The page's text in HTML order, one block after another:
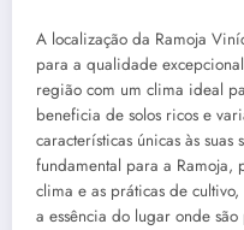
A localização da Ramoja
para a qualidade
região com um clima ideal
beneficia de solos ricos e
características únicas às
fundamental para a Ramoja,
clima e as práticas de
a essência do lugar onde